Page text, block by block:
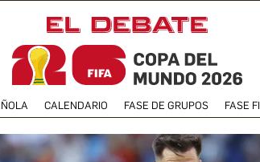
CALENDARIO FASE DE GRUPOS FASE